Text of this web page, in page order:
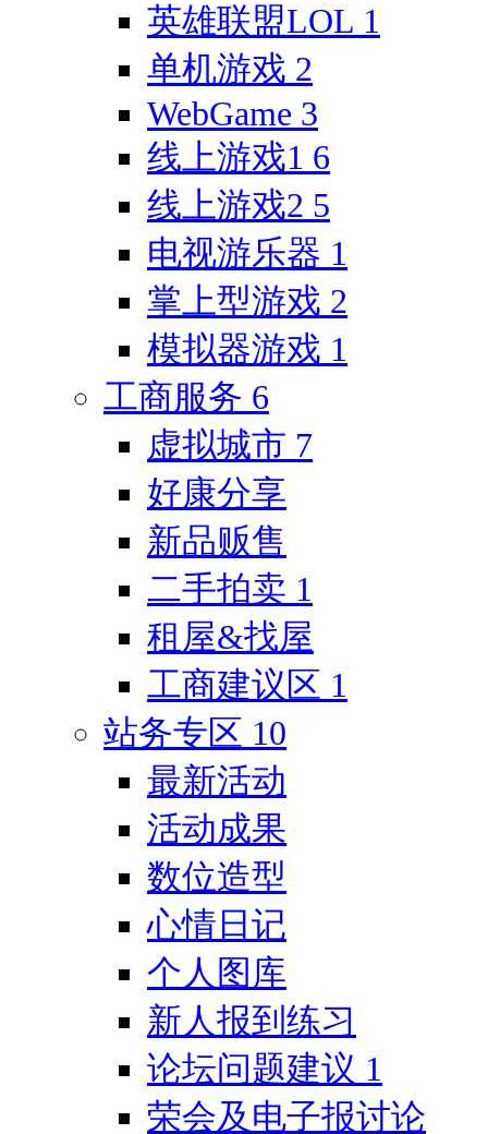
英雄联盟LOL 1
单机游戏 2
WebGame 3
线上游戏1 6
线上游戏2 5
电视游乐器 1
掌上型游戏 2
模拟器游戏 1
工商服务 6
虚拟城市 7
好康分享
新品贩售
二手拍卖 1
租屋&找屋
工商建议区 1
站务专区 10
最新活动
活动成果
数位造型
心情日记
个人图库
新人报到练习
论坛问题建议 1
荣会及电子报讨论